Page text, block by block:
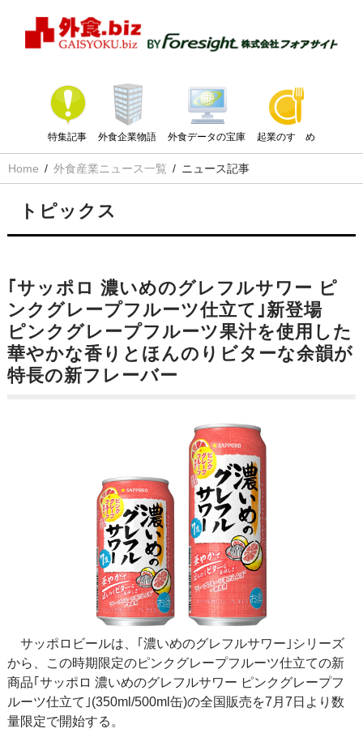
特集記事 外食企業物語 外食データの宝庫 起業のすゝめ
Home 外食産業ニュース一覧 ニュース記事
トピックス
｢サッポロ 濃いめのグレフルサワー ピ
ンクグレープフルーツ仕立て｣新登場
ピンクグレープフルーツ果汁を使用した
華やかな香りとほんのりビターな余韻が
特長の新フレーバー
サッポロビールは、｢濃いめのグレフルサワー｣シリーズ
から、この時期限定のピンクグレープフルーツ仕立ての新
商品｢サッポロ 濃いめのグレフルサワー ピンクグレープフ
ルーツ仕立て｣(350ml/500ml缶)の全国販売を7月7日より数
量限定で開始する。